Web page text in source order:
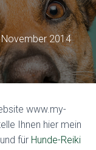
G
A
T
I
O
N
U
H
A
2014
www.my-
Ihnen hier mein
für Hunde-Reiki